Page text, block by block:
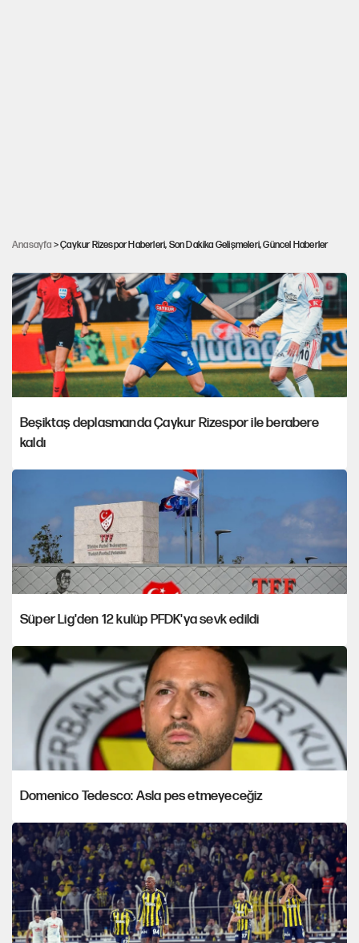
Anasayfa > Çaykur Rizespor Haberleri, Son Dakika Gelişmeleri, Güncel Haberler
İsmail Kartal ile görüşmedim
Beşiktaş deplasmanda Çaykur Rizespor ile berabere
kaldı
Süper Lig'den 12 kulüp PFDK'ya sevk edildi
Domenico Tedesco: Asla pes etmeyeceğiz